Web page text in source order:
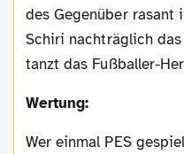
des Gegenüber rasant
Schiri nachträglich
tanzt das Fußballer-
Wertung:
Wer einmal PES gespielt hat, legt es nicht mehr